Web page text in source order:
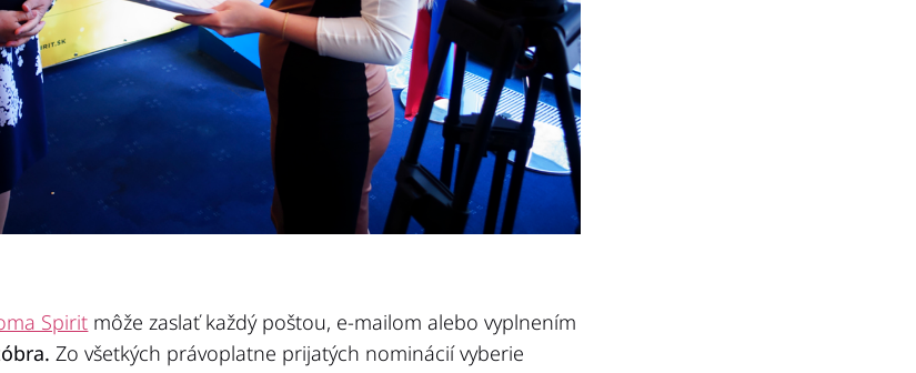
Spirit môže zaslať každý poštou, e-mailom alebo vyplnením
Zo všetkých právoplatne prijatých nominácií vyberie